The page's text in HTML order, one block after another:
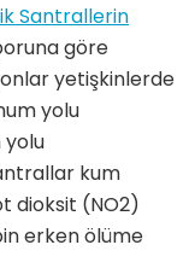
Santrallerin
göre
yetişkinlerde
yolu
yolu
kum
dioksit (NO2)
erken ölüme